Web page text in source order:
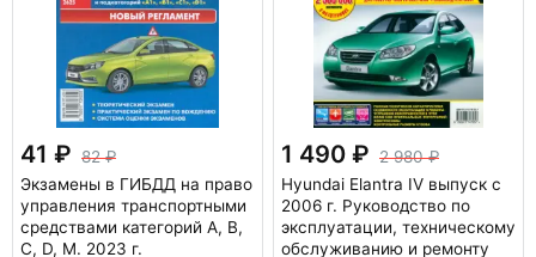
41
82
Экзамены в ГИБДД на право
управления транспортными
средствами категорий A, B,
C, D, M. 2023 г.
1 490
2 980
Hyundai Elantra IV выпуск с
2006 г. Руководство по
эксплуатации, техническому
обслуживанию и ремонту